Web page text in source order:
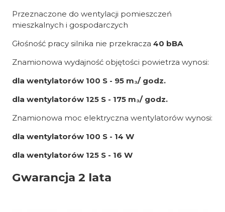
Przeznaczone do wentylacji pomieszczeń
mieszkalnych i gospodarczych
Głośność pracy silnika nie przekracza 40 bBA
Znamionowa wydajność objętości powietrza wynosi:
dla wentylatorów 100 S - 95 m₃/ godz.
dla wentylatorów 125 S - 175 m₃/ godz.
Znamionowa moc elektryczna wentylatorów wynosi:
dla wentylatorów 100 S - 14 W
dla wentylatorów 125 S - 16 W
Gwarancja 2 lata